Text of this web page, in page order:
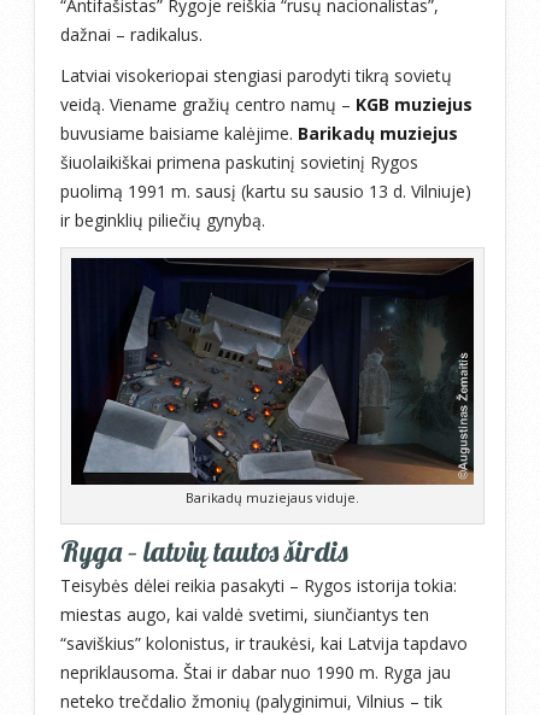
“Antifašistas” Rygoje reiškia “rusų nacionalistas”,
dažnai – radikalus.
Latviai visokeriopai stengiasi parodyti tikrą sovietų
veidą. Viename gražių centro namų – KGB muziejus
buvusiame baisiame kalėjime. Barikadų muziejus
šiuolaikiškai primena paskutinį sovietinį Rygos
puolimą 1991 m. sausį (kartu su sausio 13 d. Vilniuje)
ir beginklių piliečių gynybą.
Barikadų muziejaus viduje.
Ryga – latvių tautos širdis
Teisybės dėlei reikia pasakyti – Rygos istorija tokia:
miestas augo, kai valdė svetimi, siunčiantys ten
“saviškius” kolonistus, ir traukėsi, kai Latvija tapdavo
nepriklausoma. Štai ir dabar nuo 1990 m. Ryga jau
neteko trečdalio žmonių (palyginimui, Vilnius – tik